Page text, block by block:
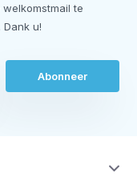
te
u!
Abonneer